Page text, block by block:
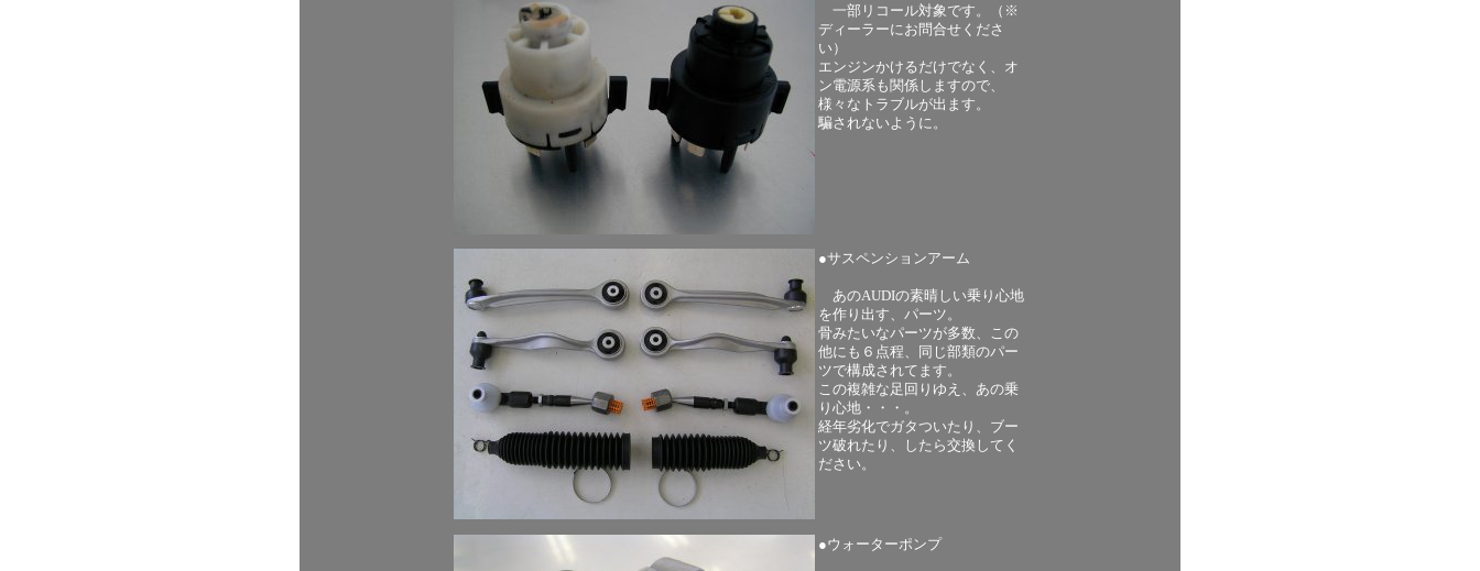
一部リコール対象です。（※
ディーラーにお問合せくださ
い）
エンジンかけるだけでなく、オ
ン電源系も関係しますので、
様々なトラブルが出ます。
騙されないように。
●サスペンションアーム
あのAUDIの素晴しい乗り心地
を作り出す、パーツ。
骨みたいなパーツが多数、この
他にも６点程、同じ部類のパー
ツで構成されてます。
この複雑な足回りゆえ、あの乗
り心地・・・。
経年劣化でガタついたり、ブー
ツ破れたり、したら交換してく
ださい。
●ウォーターポンプ